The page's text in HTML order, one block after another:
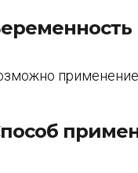
применение